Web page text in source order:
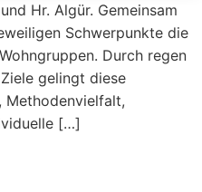
Hr. Algür. Gemeinsam
Schwerpunkte die
Durch regen
gelingt diese
Methodenvielfalt,
[…]